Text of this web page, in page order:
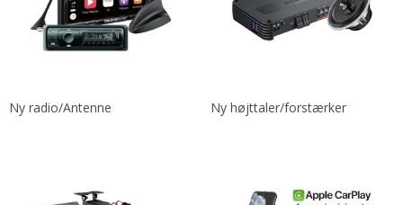
Ny radio/Antenne Ny højttaler/forstærker